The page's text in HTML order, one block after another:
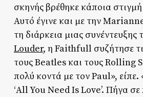
σκηνής βρέθηκε κάποια
Αυτό έγινε και με την
τη διάρκεια μιας συνέντευξης
Louder, η Faithfull συζήτησε
τους Beatles και τους Rolling
πολύ κοντά με τον Paul»,
‘All You Need Is Love’. Πήγα σε